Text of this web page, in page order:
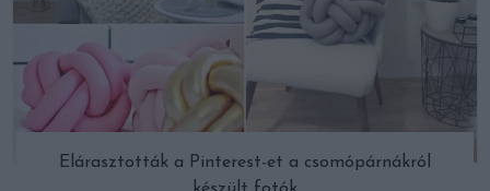
Elárasztották a Pinterest-et a csomópárnákról